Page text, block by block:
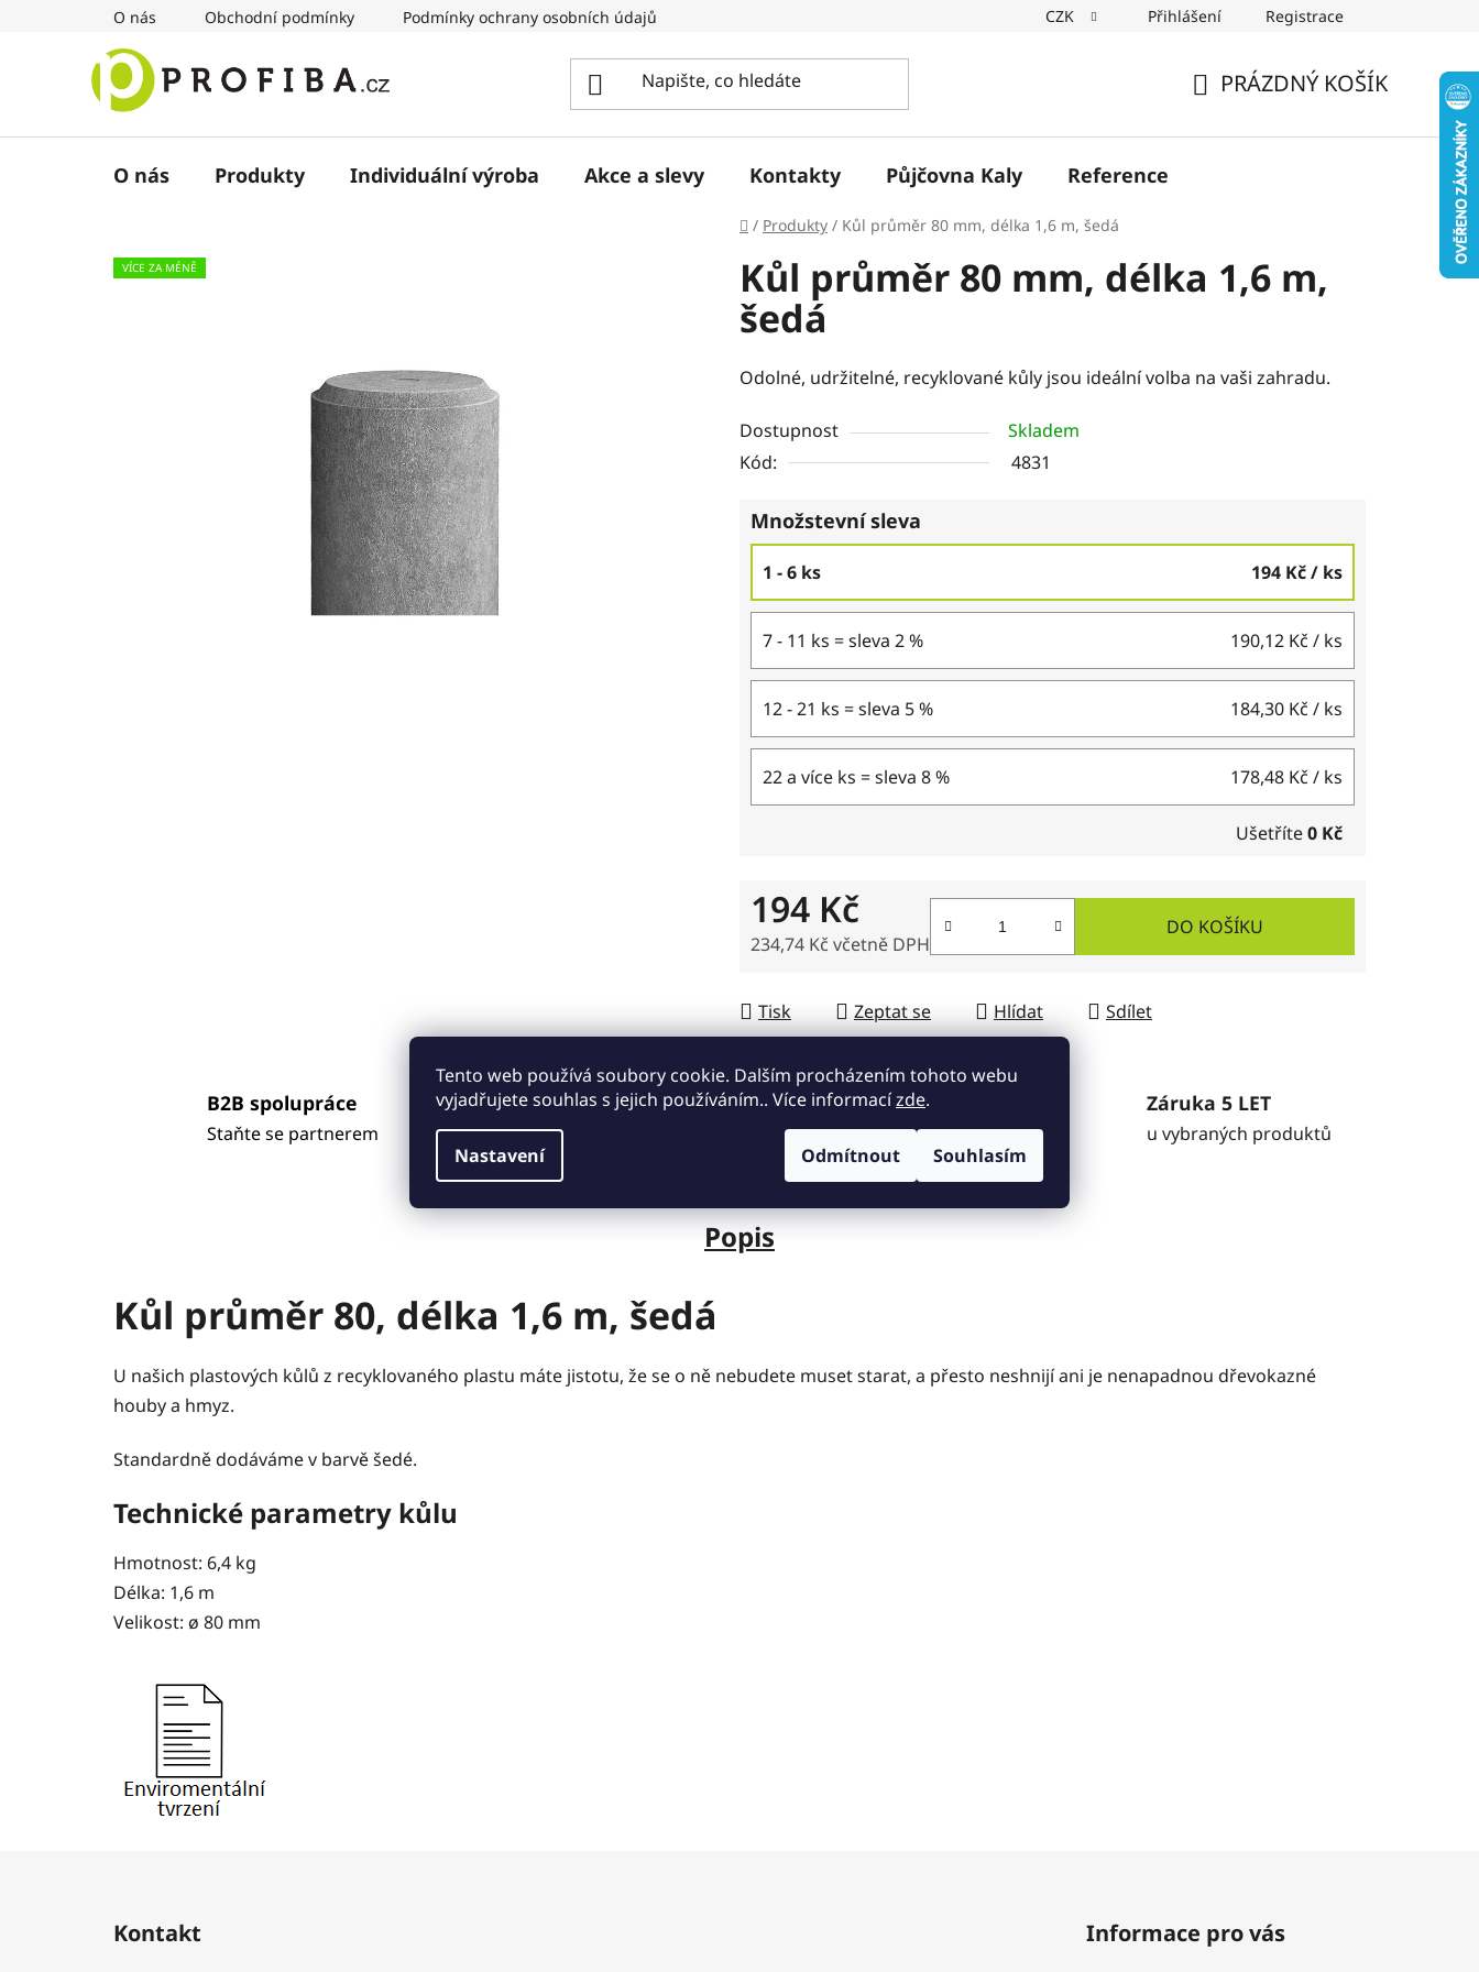
Tento web používá soubory cookie. Dalším procházením tohoto webu
vyjadřujete souhlas s jejich používáním.. Více informacízde.
Nastavení Odmítnout Souhlasím
O nás Obchodní podmínky Podmínky ochrany osobních údajů CZK Přihlášení Registrace
PRÁZDNÝ KOŠÍK
O nás Produkty Individuální výroba Akce a slevy Kontakty Půjčovna Kaly Reference
Domů
/ Produkty / Kůl průměr 80 mm, délka 1,6 m, šedá
Kůl průměr 80 mm, délka 1,6 m,
šedá
Odolné, udržitelné, recyklované kůly jsou ideální volba na vaši zahradu.
Dostupnost
Skladem
Kód:
4831
Množstevní sleva
1 - 6 ks 194 Kč/ ks
7 - 11 ks = sleva 2 % 190,12 Kč / ks
12 - 21 ks = sleva 5 % 184,30 Kč / ks
22 a více ks = sleva 8 % 178,48 Kč / ks
Ušetříte0 Kč
194 Kč
234,74 Kč včetně DPH
DO KOŠÍKU
Tisk Zeptat se Hlídat Sdílet
VÍCE ZA MÉNĚ
B2B spolupráce
Staňte se partnerem
Český výrobce
cena/výkon
Ověřeno zákazníky
Reference mluví za vše
Záruka 5 LET
u vybraných produktů
Popis
Kůl průměr 80, délka 1,6 m, šedá
U našich plastových kůlů z recyklovaného plastu máte jistotu, že se o ně nebudete muset starat, a přesto neshnijí ani je nenapadnou dřevokazné
houby a hmyz.
Standardně dodáváme v barvě šedé.
Technické parametry kůlu
Hmotnost: 6,4 kg
Délka: 1,6 m
Velikost: ø 80 mm
Kontakt Informace pro vás